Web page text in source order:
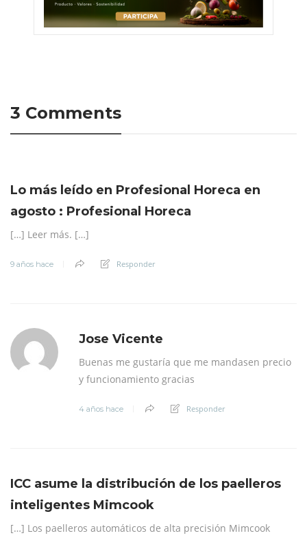
3 Comments
Lo más leído en Profesional Horeca en
agosto : Profesional Horeca
[…] Leer más. […]
9 años hace Responder
Jose Vicente
Buenas me gustaría que me mandasen precio
y funcionamiento gracias
4 años hace Responder
ICC asume la distribución de los paelleros
inteligentes Mimcook
[…] Los paelleros automáticos de alta precisión Mimcook